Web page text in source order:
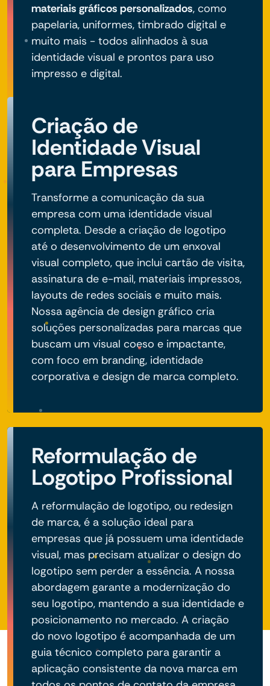
materiais gráficos personalizados, como
papelaria, uniformes, timbrado digital e
muito mais - todos alinhados à sua
identidade visual e prontos para uso
impresso e digital.
Criação de
Identidade Visual
para Empresas
Transforme a comunicação da sua
empresa com uma identidade visual
completa. Desde a criação de logotipo
até o desenvolvimento de um enxoval
visual completo, que inclui cartão de visita,
assinatura de e-mail, materiais impressos,
layouts de redes sociais e muito mais.
Nossa agência de design gráfico cria
soluções personalizadas para marcas que
buscam um visual coeso e impactante,
com foco em branding, identidade
corporativa e design de marca completo.
Reformulação de
Logotipo Profissional
A reformulação de logotipo, ou redesign
de marca, é a solução ideal para
empresas que já possuem uma identidade
visual, mas precisam atualizar o design do
logotipo sem perder a essência. A nossa
abordagem garante a modernização do
seu logotipo, mantendo a sua identidade e
posicionamento no mercado. A criação
do novo logotipo é acompanhada de um
guia técnico completo para garantir a
aplicação consistente da nova marca em